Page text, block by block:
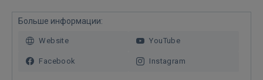
Больше информации:
Website YouTube
Facebook Instagram